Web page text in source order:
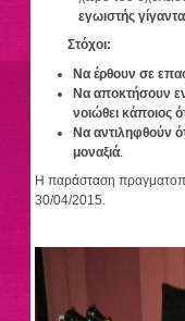
εγωιστής
Στόχοι:
Να έρθουν σε
Να αποκτήσουν
νοιώθει κάποιος
Να αντιληφθούν
μοναξιά
Η παράσταση
30/04/2015.